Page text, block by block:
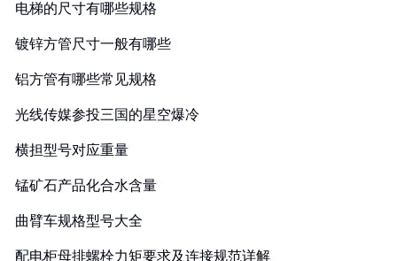
电梯的尺寸有哪些规格
镀锌方管尺寸一般有哪些
铝方管有哪些常见规格
光线传媒参投三国的星空爆冷
横担型号对应重量
锰矿石产品化合水含量
曲臂车规格型号大全
配电柜母排螺栓力矩要求及连接规范详解